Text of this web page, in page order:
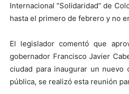
Internacional “Solidaridad” de
hasta el primero de febrero y no
El legislador comentó que
gobernador Francisco Javier
ciudad para inaugurar un nuevo
pública, se realizó esta reunión